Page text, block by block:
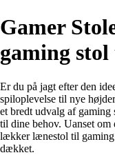
Gamer
gaming
Er du på jagt efter den
spiloplevelse til nye
et bredt udvalg af gaming
til dine behov. Uanset
lækker lænestol til
dækket.